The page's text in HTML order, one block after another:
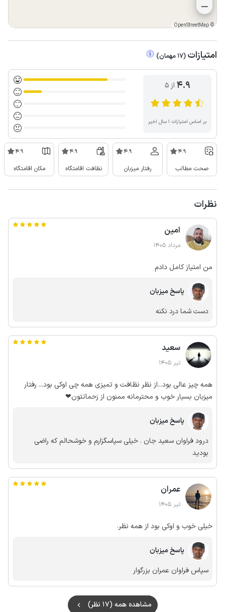
©
OpenStreetMap
امتیازات (
17 مهمان)
4.9 از ۵
بر اساس امتیازات ۱ سال اخیر
4.9
صحت مطالب
4.9
رفتار میزبان
4.9
نظافت اقامتگاه
4.9
مکان اقامتگاه
نظرات
امین
مرداد 1405
من امتیاز کامل دادم
پاسخ میزبان
دست شما درد نکنه
سعید
تیر 1405
همه چیز عالی بود...از نظر نظافت و تمیزی همه چی اوکی بود... رفتار
میزبان بسیار خوب و محترمانه ممنون از زحماتتون❤
پاسخ میزبان
درود فراوان سعید جان . خیلی سپاسگزارم و خوشحالم که راضی
بودید
عمران
تیر 1405
خیلی خوب و اوکی بود از همه نظر.
پاسخ میزبان
سپاس فراوان عمران بزرگوار
مشاهده همه (17 نظر)